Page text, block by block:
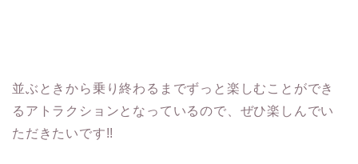
並ぶときから乗り終わるまでずっと楽しむことができ
るアトラクションとなっているので、ぜひ楽しんでい
ただきたいです!!